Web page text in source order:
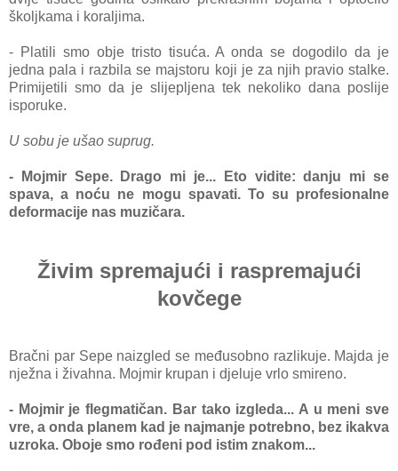
školjkama i koraljima.
- Platili smo obje tristo tisuća. A onda se dogodilo da je
jedna pala i razbila se majstoru koji je za njih pravio stalke.
Primijetili smo da je slijepljena tek nekoliko dana poslije
isporuke.
U sobu je ušao suprug.
- Mojmir Sepe. Drago mi je... Eto vidite: danju mi se
spava, a noću ne mogu spavati. To su profesionalne
deformacije nas muzičara.
Živim spremajući i raspremajući
kovčege
Bračni par Sepe naizgled se međusobno razlikuje. Majda je
nježna i živahna. Mojmir krupan i djeluje vrlo smireno.
- Mojmir je flegmatičan. Bar tako izgleda... A u meni sve
vre, a onda planem kad je najmanje potrebno, bez ikakva
uzroka. Oboje smo rođeni pod istim znakom...